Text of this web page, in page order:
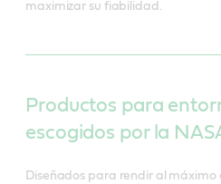
maximizar su fiabilidad.
Productos para
escogidos por la
Diseñados para rendir al